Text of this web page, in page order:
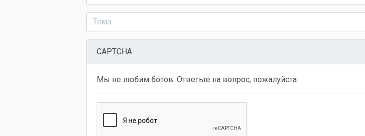
CAPTCHA
Мы не любим ботов. Ответьте на вопрос, пожалуйста: